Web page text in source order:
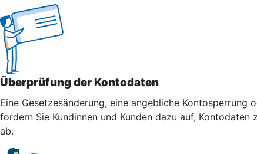
Überprüfung der Kontodaten
Eine Gesetzesänderung, eine angebliche
fordern Sie Kundinnen und Kunden dazu auf,
ab.